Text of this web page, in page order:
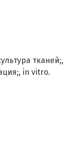
тканей;
in vitro.